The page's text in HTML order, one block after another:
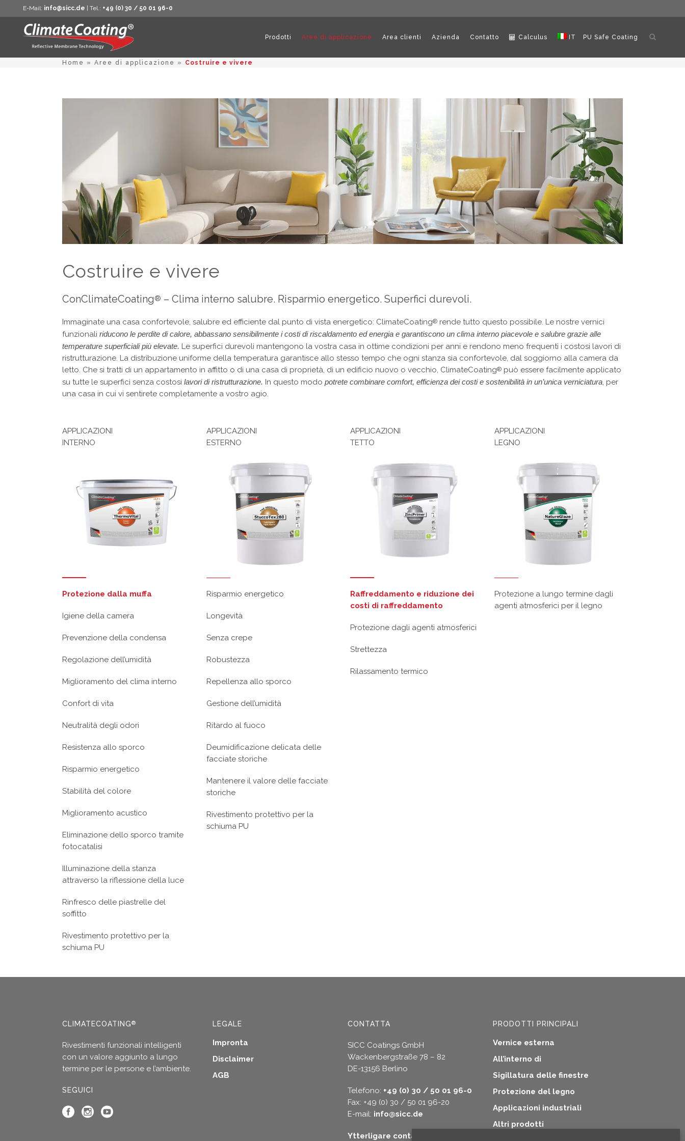
E-Mail: info@sicc.de | Tel.: +49 (0) 30 / 50 01 96-0
Apri
Prodotti Aree di applicazione Area clienti Azienda Contatto Calculus IT PU Safe Coating
Home » Aree di applicazione » Costruire e vivere
Costruire e vivere
ConClimateCoating® – Clima interno salubre. Risparmio energetico. Superfici durevoli.
Immaginate una casa confortevole, salubre ed efficiente dal punto di vista energetico: ClimateCoating® rende tutto questo possibile. Le nostre vernici
funzionali riducono le perdite di calore, abbassano sensibilmente i costi di riscaldamento ed energia e garantiscono un clima interno piacevole e salubre grazie alle
temperature superficiali più elevate. Le superfici durevoli mantengono la vostra casa in ottime condizioni per anni e rendono meno frequenti i costosi lavori di
ristrutturazione. La distribuzione uniforme della temperatura garantisce allo stesso tempo che ogni stanza sia confortevole, dal soggiorno alla camera da
letto. Che si tratti di un appartamento in affitto o di una casa di proprietà, di un edificio nuovo o vecchio, ClimateCoating® può essere facilmente applicato
su tutte le superfici senza costosi lavori di ristrutturazione. In questo modo potrete combinare comfort, efficienza dei costi e sostenibilità in un’unica verniciatura, per
una casa in cui vi sentirete completamente a vostro agio.
APPLICAZIONI
INTERNO
Protezione dalla muffa
Igiene della camera
Prevenzione della condensa
Regolazione dell’umidità
Miglioramento del clima interno
Confort di vita
Neutralità degli odori
Resistenza allo sporco
Risparmio energetico
Stabilità del colore
Miglioramento acustico
Eliminazione dello sporco tramite
fotocatalisi
Illuminazione della stanza
attraverso la riflessione della luce
Rinfresco delle piastrelle del
soffitto
Rivestimento protettivo per la
schiuma PU
APPLICAZIONI
ESTERNO
Risparmio energetico
Longevità
Senza crepe
Robustezza
Repellenza allo sporco
Gestione dell’umidità
Ritardo al fuoco
Deumidificazione delicata delle
facciate storiche
Mantenere il valore delle facciate
storiche
Rivestimento protettivo per la
schiuma PU
APPLICAZIONI
TETTO
Raffreddamento e riduzione dei
costi di raffreddamento
Protezione dagli agenti atmosferici
Strettezza
Rilassamento termico
APPLICAZIONI
LEGNO
Protezione a lungo termine dagli
agenti atmosferici per il legno
CLIMATECOATING®
Rivestimenti funzionali intelligenti
con un valore aggiunto a lungo
termine per le persone e l’ambiente.
SEGUICI
LEGALE
Impronta
Disclaimer
AGB
CONTATTA
SICC Coatings GmbH
Wackenbergstraße 78 – 82
DE-13156 Berlino
Telefono: +49 (0) 30 / 50 01 96-0
Fax: +49 (0) 30 / 50 01 96-20
E-mail: info@sicc.de
Ytterligare contact alternative
PRODOTTI PRINCIPALI
Vernice esterna
All’interno di
Sigillatura delle finestre
Protezione del legno
Applicazioni industriali
Altri prodotti